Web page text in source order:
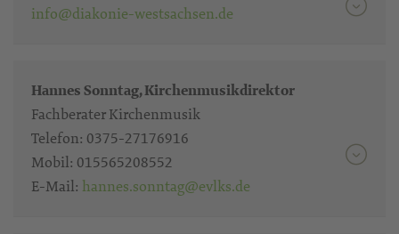
info@diakonie-westsachsen.de
Hannes Sonntag, Kirchenmusikdirektor
Fachberater Kirchenmusik
Telefon: 0375-27176916
Mobil: 015565208552
E-Mail: hannes.sonntag@evlks.de